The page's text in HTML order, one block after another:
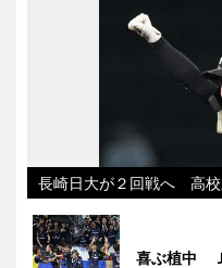
長崎日大が２回戦へ 高
喜ぶ植中